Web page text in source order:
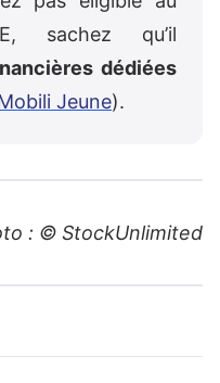
sachez qu’il
dédiées
Jeune).
: © StockUnlimited